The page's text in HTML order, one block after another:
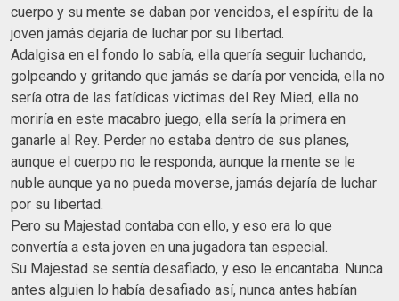
cuerpo y su mente se daban por vencidos, el espíritu de la
joven jamás dejaría de luchar por su libertad.
Adalgisa en el fondo lo sabía, ella quería seguir luchando,
golpeando y gritando que jamás se daría por vencida, ella no
sería otra de las fatídicas victimas del Rey Mied, ella no
moriría en este macabro juego, ella sería la primera en
ganarle al Rey. Perder no estaba dentro de sus planes,
aunque el cuerpo no le responda, aunque la mente se le
nuble aunque ya no pueda moverse, jamás dejaría de luchar
por su libertad.
Pero su Majestad contaba con ello, y eso era lo que
convertía a esta joven en una jugadora tan especial.
Su Majestad se sentía desafiado, y eso le encantaba. Nunca
antes alguien lo había desafiado así, nunca antes habían